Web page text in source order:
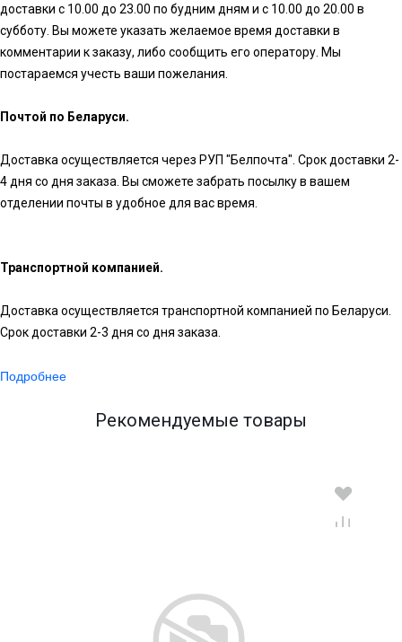
доставки с 10.00 до 23.00 по будним дням и с 10.00 до 20.00 в
субботу. Вы можете указать желаемое время доставки в
комментарии к заказу, либо сообщить его оператору. Мы
постараемся учесть ваши пожелания.
Почтой по Беларуси.
Доставка осуществляется через РУП "Белпочта". Срок доставки 2-
4 дня со дня заказа. Вы сможете забрать посылку в вашем
отделении почты в удобное для вас время.
Транспортной компанией.
Доставка осуществляется транспортной компанией по Беларуси.
Срок доставки 2-3 дня со дня заказа.
Подробнее
Рекомендуемые товары